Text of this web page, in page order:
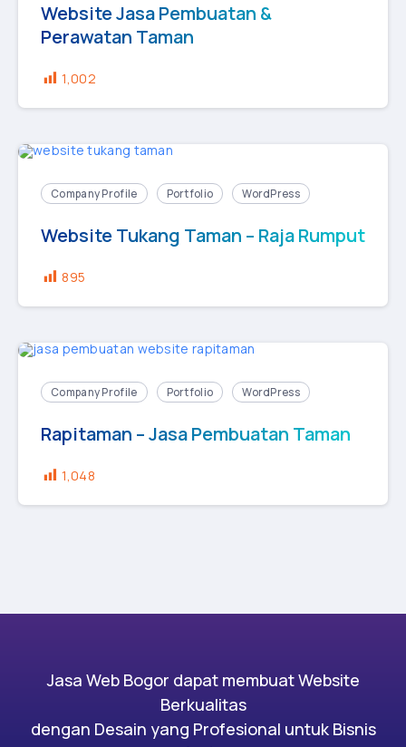
Website Jasa Pembuatan &
Perawatan Taman
1,002
Company Profile Portfolio WordPress
Website Tukang Taman – Raja Rumput
895
Company Profile Portfolio WordPress
Rapitaman – Jasa Pembuatan Taman
1,048
Jasa Web Bogor dapat membuat Website
Berkualitas
dengan Desain yang Profesional untuk Bisnis